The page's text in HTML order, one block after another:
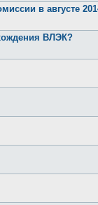
в августе
ВЛЭК?